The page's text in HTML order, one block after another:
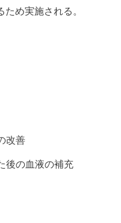
め実施される。
改善
後の血液の補充